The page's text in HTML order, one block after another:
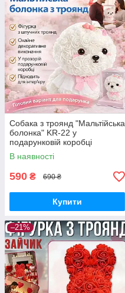
Собака з троянд "Мальтійська
болонка" KR-22 у
подарунковій коробці
Оригінальний подарунок зі
штучних троянд
В наявності
590 ₴ 690 ₴
Купити
–21%